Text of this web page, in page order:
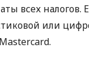
всех налогов.
или